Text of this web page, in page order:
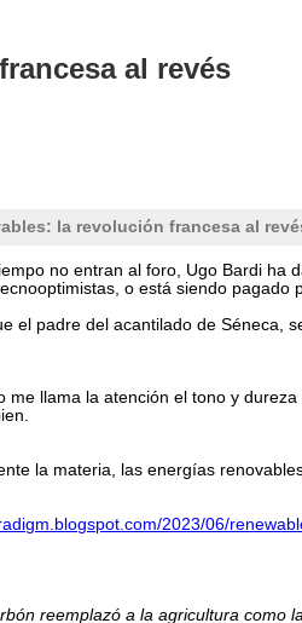
al revés
la revolución francesa al
no entran al foro, Ugo Bardi
o está siendo
el padre del acantilado de
me llama la atención el tono y
la materia, las energías
2023/06/
reemplazó a la agricultura